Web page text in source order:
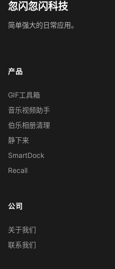
忽闪忽闪科技
简单强大的日常应用。
产品
GIF工具箱
音乐视频助手
伯乐相册清理
静下来
SmartDock
Recall
公司
关于我们
联系我们